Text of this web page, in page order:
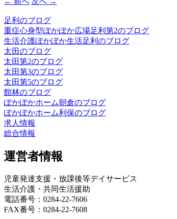
足利のブログ
重症心身型ぽかぽか広場足利第2のブログ
生活介護ぽかぽか生活足利のブログ
太田のブログ
太田第2のブログ
太田第3のブログ
太田第5のブログ
館林のブログ
ぽかぽかホーム朝倉のブログ
ぽかぽかホーム利保のブログ
求人情報
総合情報
運営者情報
児童発達支援・放課後等デイサービス
生活介護・共同生活援助
電話番号：0284-22-7606
FAX番号：0284-22-7608